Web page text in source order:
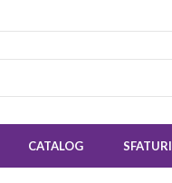
CATALOG